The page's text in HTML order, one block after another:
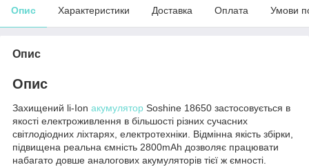
Опис Характеристики Доставка Оплата Умови
Опис
Опис
Захищений li-Ion акумулятор Soshine 18650 застосовується в
якості електроживлення в більшості різних сучасних
світлодіодних ліхтарях, електротехніки. Відмінна якість збірки,
підвищена реальна ємність 2800mAh дозволяє працювати
набагато довше аналогових акумуляторів тієї ж ємності.